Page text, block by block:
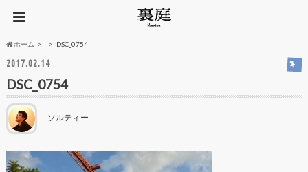
ホーム DSC_0754
2017.02.14
DSC_0754
ソルティー